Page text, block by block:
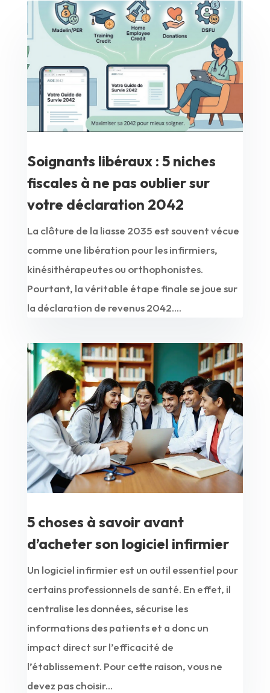
Soignants libéraux : 5 niches
fiscales à ne pas oublier sur
votre déclaration 2042
La clôture de la liasse 2035 est souvent vécue
comme une libération pour les infirmiers,
kinésithérapeutes ou orthophonistes.
Pourtant, la véritable étape finale se joue sur
la déclaration de revenus 2042....
5 choses à savoir avant
d’acheter son logiciel infirmier
Un logiciel infirmier est un outil essentiel pour
certains professionnels de santé. En effet, il
centralise les données, sécurise les
informations des patients et a donc un
impact direct sur l’efficacité de
l’établissement. Pour cette raison, vous ne
devez pas choisir...